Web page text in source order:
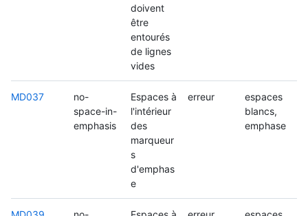
doivent
être
entourés
de lignes
vides
MD037
no-
space-in-
emphasis
Espaces à
l'intérieur
des
marqueur
s
d'emphas
e
erreur
espaces
blancs,
emphase